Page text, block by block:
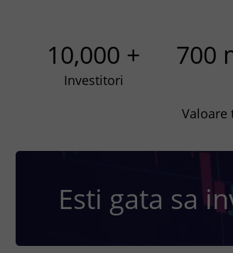
10,000 +
Investitori
700
Valoare
Esti gata sa